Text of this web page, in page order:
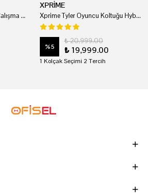
Xprime Soft Profesyonel Çalışma Ve Oyuncu Koltuğu
XPRİME
Xprime Tyler Oyuncu Koltuğu Hybrid Kumaş Kırmızı
%5
₺ 20,999.00
₺ 19,999.00
1 Kolçak Seçimi 2 Tercih